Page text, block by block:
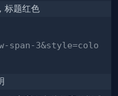
标题红色
span-3&style=colo